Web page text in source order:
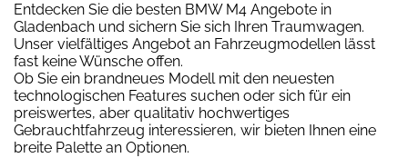
Entdecken Sie die besten BMW M4 Angebote in
Gladenbach und sichern Sie sich Ihren Traumwagen.
Unser vielfältiges Angebot an Fahrzeugmodellen lässt
fast keine Wünsche offen.
Ob Sie ein brandneues Modell mit den neuesten
technologischen Features suchen oder sich für ein
preiswertes, aber qualitativ hochwertiges
Gebrauchtfahrzeug interessieren, wir bieten Ihnen eine
breite Palette an Optionen.